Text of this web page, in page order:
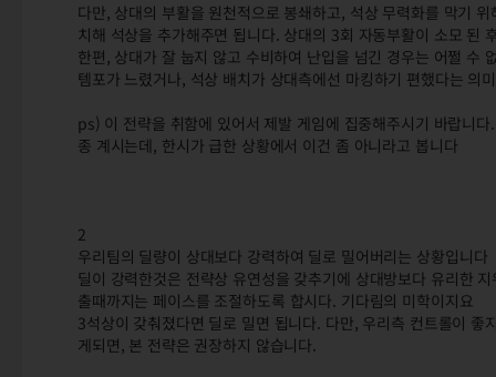
다만, 상대의 부활을 원천적으로 봉쇄하고, 석상 무력화를 막기
치해 석상을 추가해주면 됩니다. 상대의 3회 자동부활이 소모 된
한편, 상대가 잘 눕지 않고 수비하여 난입을 넘긴 경우는 어쩔 수
템포가 느렸거나, 석상 배치가 상대측에선 마킹하기 편했다는 의
ps) 이 전략을 취함에 있어서 제발 게임에 집중해주시기 바랍니
종 계시는데, 한시가 급한 상황에서 이건 좀 아니라고 봅니다
2
우리팀의 딜량이 상대보다 강력하여 딜로 밀어버리는 상황입니다
딜이 강력한것은 전략상 유연성을 갖추기에 상대방보다 유리한
출때까지는 페이스를 조절하도록 합시다. 기다림의 미학이지요
3석상이 갖춰졌다면 딜로 밀면 됩니다. 다만, 우리측 컨트롤이
게되면, 본 전략은 권장하지 않습니다.